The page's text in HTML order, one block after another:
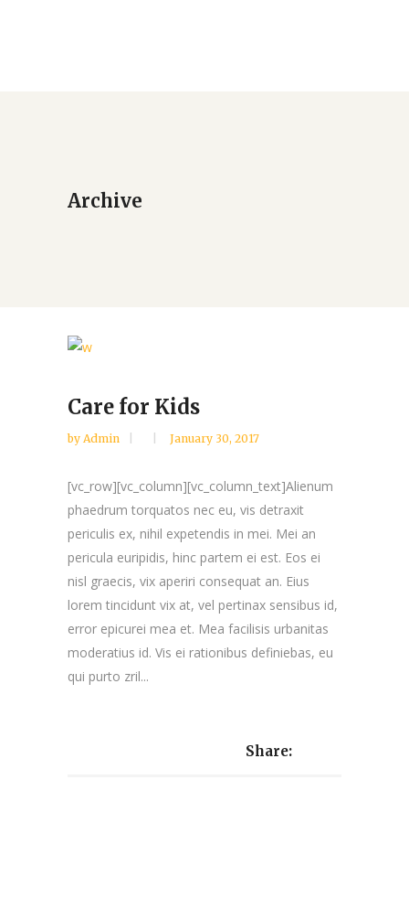
Archive
Care for Kids
by Admin January 30, 2017
[vc_row][vc_column][vc_column_text]Alienum
phaedrum torquatos nec eu, vis detraxit
periculis ex, nihil expetendis in mei. Mei an
pericula euripidis, hinc partem ei est. Eos ei
nisl graecis, vix aperiri consequat an. Eius
lorem tincidunt vix at, vel pertinax sensibus id,
error epicurei mea et. Mea facilisis urbanitas
moderatius id. Vis ei rationibus definiebas, eu
qui purto zril...
Share: